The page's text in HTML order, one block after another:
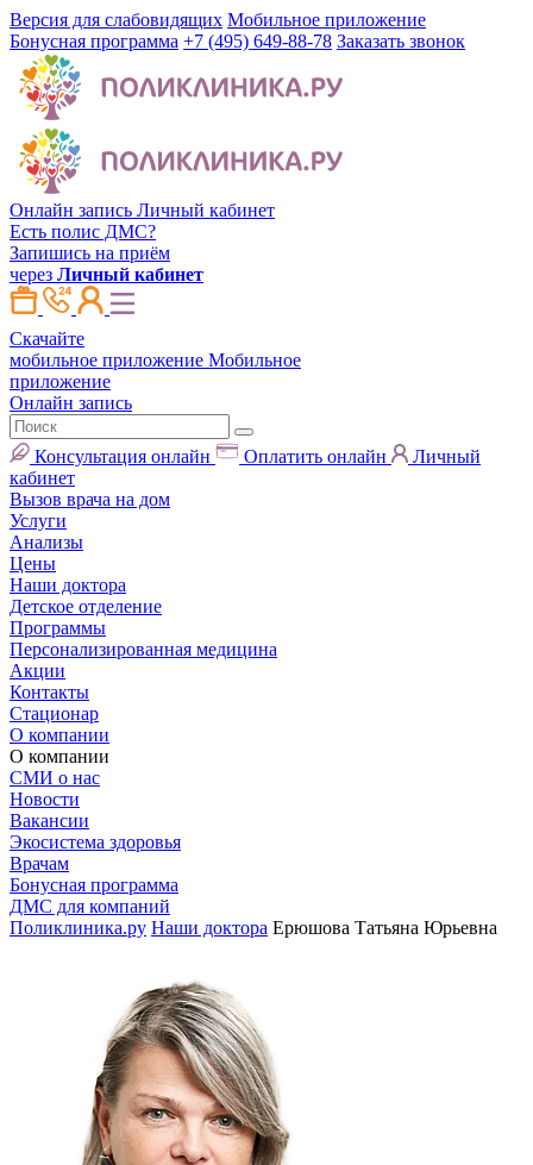
Версия для слабовидящих Мобильное приложение
Бонусная программа +7 (495) 649-88-78 Заказать звонок
Онлайн запись Личный кабинет
Есть полис ДМС?
Запишись на приём
через Личный кабинет
Скачайте
мобильное приложение Мобильное
приложение
Онлайн запись
Консультация онлайн Оплатить онлайн
Личный
кабинет
Вызов врача на дом
Услуги
Анализы
Цены
Наши доктора
Детское отделение
Программы
Персонализированная медицина
Акции
Контакты
Стационар
О компании
О компании
СМИ о нас
Новости
Вакансии
Экосистема здоровья
Врачам
Бонусная программа
ДМС для компаний
Поликлиника.ру Наши доктора Ерюшова Татьяна Юрьевна